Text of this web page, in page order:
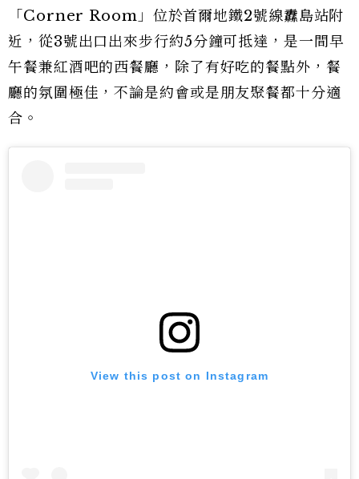
「Corner Room」位於首爾地鐵2號線纛島站附
近，從3號出口出來步行約5分鐘可抵達，是一間早
午餐兼紅酒吧的西餐廳，除了有好吃的餐點外，餐
廳的氛圍極佳，不論是約會或是朋友聚餐都十分適
合。
View this post on Instagram